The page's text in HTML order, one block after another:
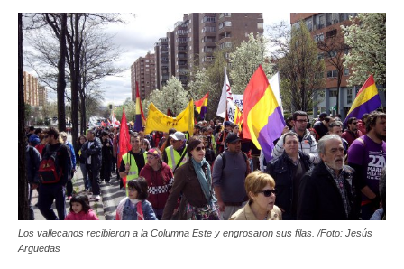
Los vallecanos recibieron a la Columna Este y engrosaron sus filas. /Foto: Jesús
Arguedas